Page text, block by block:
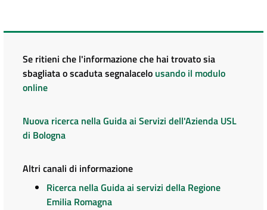
Se ritieni che l'informazione che hai trovato sia
sbagliata o scaduta segnalacelo usando il modulo
online
Nuova ricerca nella Guida ai Servizi dell'Azienda USL
di Bologna
Altri canali di informazione
Ricerca nella Guida ai servizi della Regione
Emilia Romagna